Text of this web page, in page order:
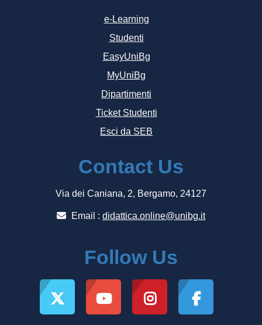
e-Learning
Studenti
EasyUniBg
MyUniBg
Dipartimenti
Ticket Studenti
Esci da SEB
Contact Us
Via dei Caniana, 2, Bergamo, 24127
Email : didattica.online@unibg.it
Follow Us